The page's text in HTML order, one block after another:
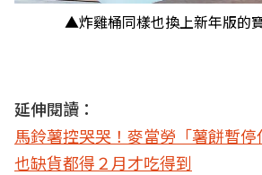
▲炸雞桶同樣也換上新年版的
延伸閱讀：
馬鈴薯控哭哭！麥當勞「薯餅暫
也缺貨都得２月才吃得到